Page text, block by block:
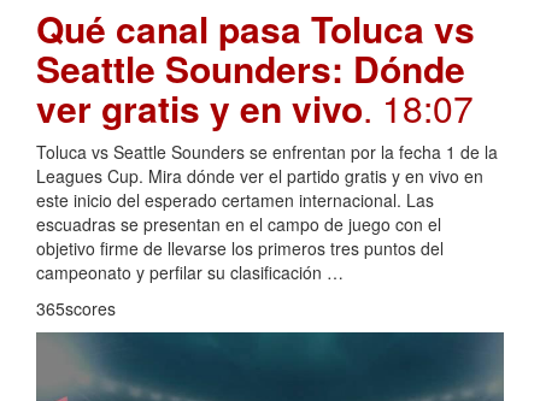
Qué canal pasa Toluca vs
Seattle Sounders: Dónde
ver gratis y en vivo. 18:07
Toluca vs Seattle Sounders se enfrentan por la fecha 1 de la
Leagues Cup. Mira dónde ver el partido gratis y en vivo en
este inicio del esperado certamen internacional. Las
escuadras se presentan en el campo de juego con el
objetivo firme de llevarse los primeros tres puntos del
campeonato y perfilar su clasificación …
365scores